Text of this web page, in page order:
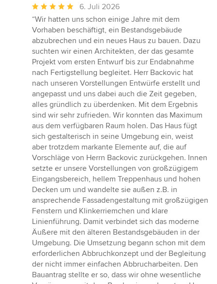
Durchschnittliche
Bewertung:
5
von
5
Sternen
6. Juli 2026
“Wir hatten uns schon einige Jahre mit dem
Vorhaben beschäftigt, ein Bestandsgebäude
abzubrechen und ein neues Haus zu bauen. Dazu
suchten wir einen Architekten, der das gesamte
Projekt vom ersten Entwurf bis zur Endabnahme
nach Fertigstellung begleitet. Herr Backovic hat
nach unseren Vorstellungen Entwürfe erstellt und
angepasst und uns dabei auch die Zeit gegeben,
alles gründlich zu überdenken. Mit dem Ergebnis
sind wir sehr zufrieden. Wir konnten das Maximum
aus dem verfügbaren Raum holen. Das Haus fügt
sich gestalterisch in seine Umgebung ein, weist
aber trotzdem markante Elemente auf, die auf
Vorschläge von Herrn Backovic zurückgehen. Innen
setzte er unsere Vorstellungen von großzügigem
Eingangsbereich, hellem Treppenhaus und hohen
Decken um und wandelte sie außen z.B. in
ansprechende Fassadengestaltung mit großzügigen
Fenstern und Klinkerriemchen und klare
Linienführung. Damit verbindet sich das moderne
Äußere mit den älteren Bestandsgebäuden in der
Umgebung. Die Umsetzung begann schon mit dem
erforderlichen Abbruchkonzept und der Begleitung
der nicht immer einfachen Abbrucharbeiten. Den
Bauantrag stellte er so, dass wir ohne wesentliche